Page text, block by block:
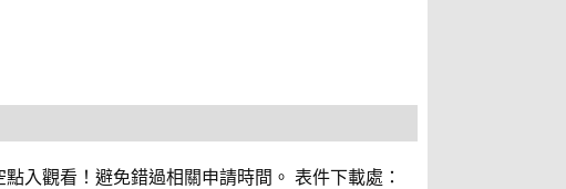
入觀看！避免錯過相關申請時間。 表件下載處：